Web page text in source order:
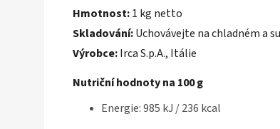
Hmotnost:1 kg netto
Skladování:Uchovávejte na chladném a
Výrobce:Irca S.p.A., Itálie
Nutriční hodnoty na 100 g
Energie: 985 kJ / 236 kcal